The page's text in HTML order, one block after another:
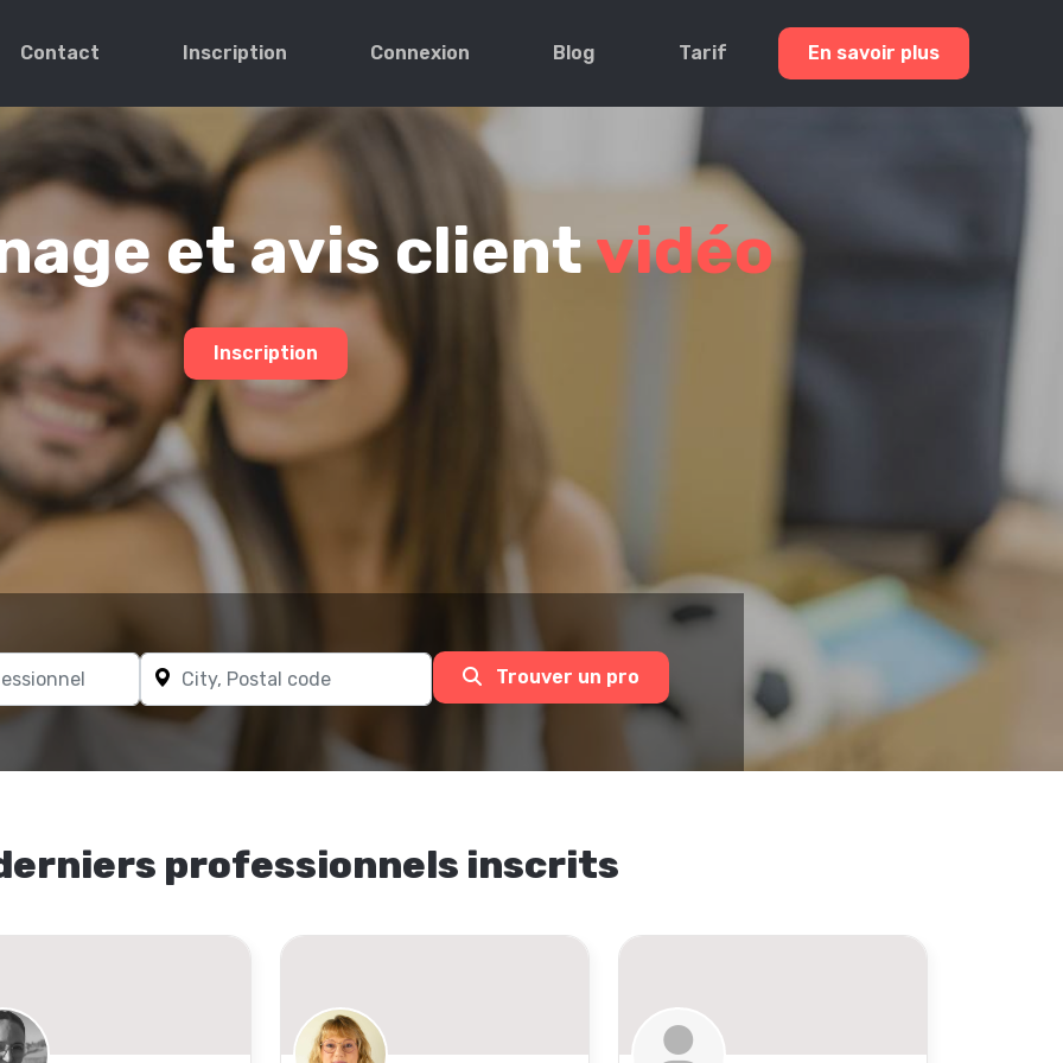
Contact Inscription Connexion Blog Tarif En savoir plus
et avis clientvidéo
Inscription
Trouver un pro
professionnels inscrits